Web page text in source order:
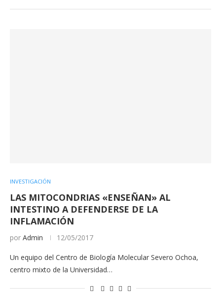
INVESTIGACIÓN
LAS MITOCONDRIAS «ENSEÑAN» AL
INTESTINO A DEFENDERSE DE LA
INFLAMACIÓN
por Admin 12/05/2017
Un equipo del Centro de Biología Molecular Severo Ochoa,
centro mixto de la Universidad…